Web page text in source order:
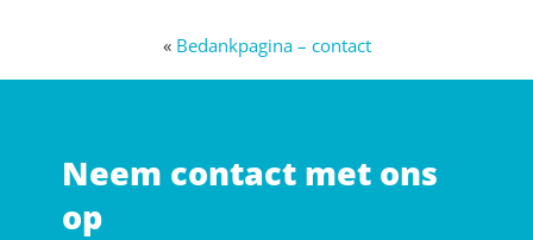
« Bedankpagina – contact
Neem contact met ons
op